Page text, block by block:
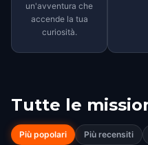
un'avventura che
accende la tua
curiosità.
Tutte le
Più popolari Più recensiti